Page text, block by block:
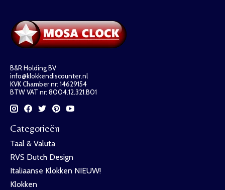
B&R Holding BV
info@klokkendiscounter.nl
KVK Chamber nr: 14629154
BTW VAT nr: 8004.12.321.B01
Categorieën
Taal & Valuta
RVS Dutch Design
Italiaanse Klokken NIEUW!
Klokken